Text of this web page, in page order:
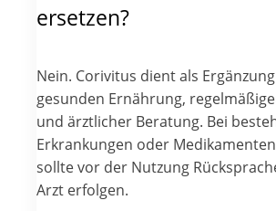
ersetzen?
Nein. Corivitus dient als
gesunden Ernährung,
und ärztlicher Beratung. Bei
Erkrankungen oder
sollte vor der Nutzung
Arzt erfolgen.